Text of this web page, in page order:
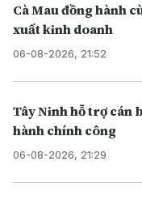
Cà Mau đồng hành
xuất kinh doanh
06-08-2026, 21:52
Tây Ninh hỗ trợ cán
hành chính công
06-08-2026, 21:29